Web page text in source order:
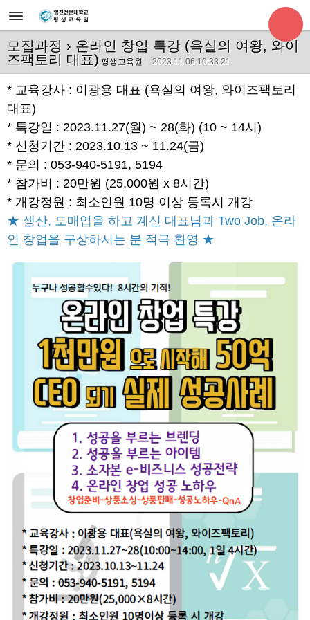
모집과정 › 온라인 창업 특강 (욕실의 여왕, 와이
즈팩토리 대표) 평생교육원 2023.11.06 10:33:21
* 교육강사 : 이광용 대표 (욕실의 여왕, 와이즈팩토리
대표)
* 특강일 : 2023.11.27(월) ~ 28(화) (10 ~ 14시)
* 신청기간 : 2023.10.13 ~ 11.24(금)
* 문의 : 053-940-5191, 5194
* 참가비 : 20만원 (25,000원 x 8시간)
* 개강정원 : 최소인원 10명 이상 등록시 개강
★ 생산, 도매업을 하고 계신 대표님과 Two Job, 온라
인 창업을 구상하시는 분 적극 환영 ★